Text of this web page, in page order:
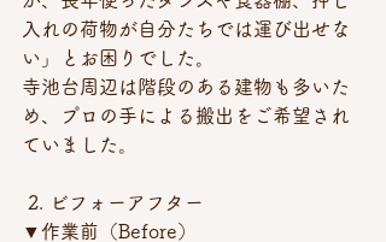
入れの荷物が自分たちでは運び出せな
い」とお困りでした。
寺池台周辺は階段のある建物も多いた
め、プロの手による搬出をご希望され
ていました。
2. ビフォーアフター
▼作業前（Before）